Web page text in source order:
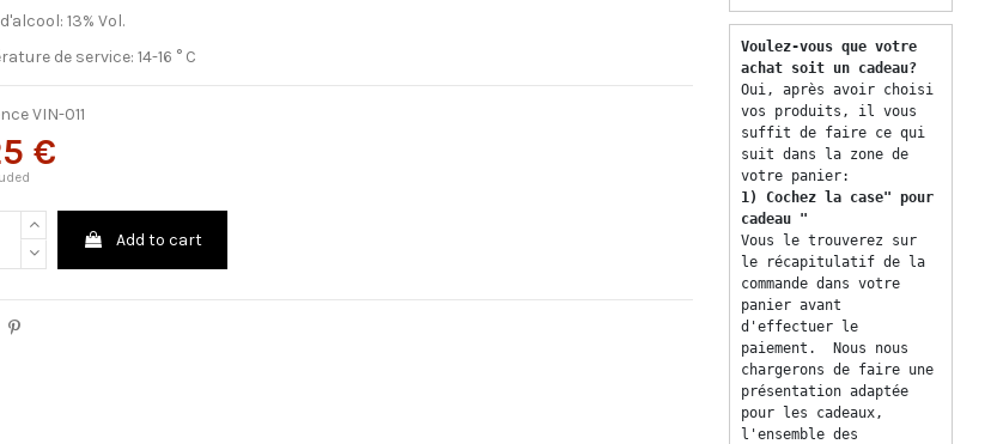
13% Vol.
de service: 14-16 ° C
VIN-011
€
Add to cart
Voulez-vous que votre
achat soit un cadeau?
Oui, après avoir choisi
vos produits, il vous
suffit de faire ce qui
suit dans la zone de
votre panier:
1) Cochez la case" pour
cadeau "
Vous le trouverez sur
le récapitulatif de la
commande dans votre
panier avant
d'effectuer le
paiement.  Nous nous
chargerons de faire une
présentation adaptée
pour les cadeaux,
l'ensemble des